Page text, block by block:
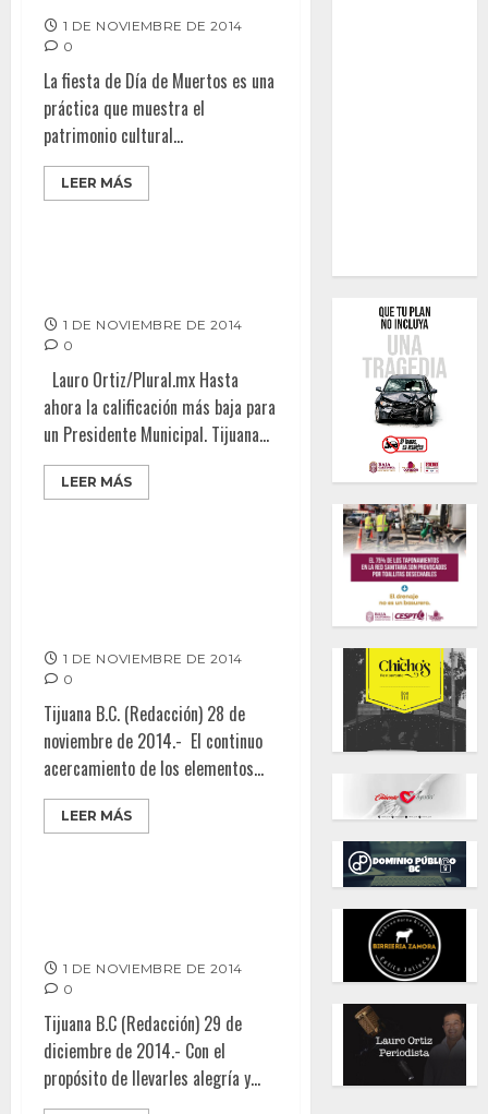
1 DE NOVIEMBRE DE 2014
0
La fiesta de Día de Muertos es una
práctica que muestra el
patrimonio cultural...
LEER MÁS
1 DE NOVIEMBRE DE 2014
0
Lauro Ortiz/Plural.mx Hasta
ahora la calificación más baja para
un Presidente Municipal. Tijuana...
LEER MÁS
1 DE NOVIEMBRE DE 2014
0
Tijuana B.C. (Redacción) 28 de
noviembre de 2014.- El continuo
acercamiento de los elementos...
LEER MÁS
1 DE NOVIEMBRE DE 2014
0
Tijuana B.C (Redacción) 29 de
diciembre de 2014.- Con el
propósito de llevarles alegría y...